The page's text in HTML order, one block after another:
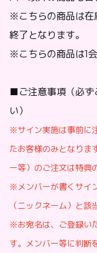
※こちらの商品は在
終了となります。
※こちらの商品は1
■ご注意事項（必ず
い）
※サイン実施は事前に
たお客様のみとなりま
ー等）のご注文は特典
※メンバーが書くサイ
（ニックネーム）と該
※お宛名は、ご登録い
す。メンバー等に判断